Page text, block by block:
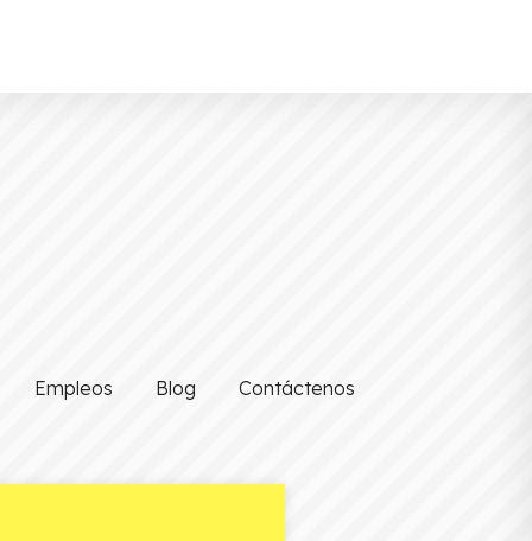
Empleos Blog Contáctenos